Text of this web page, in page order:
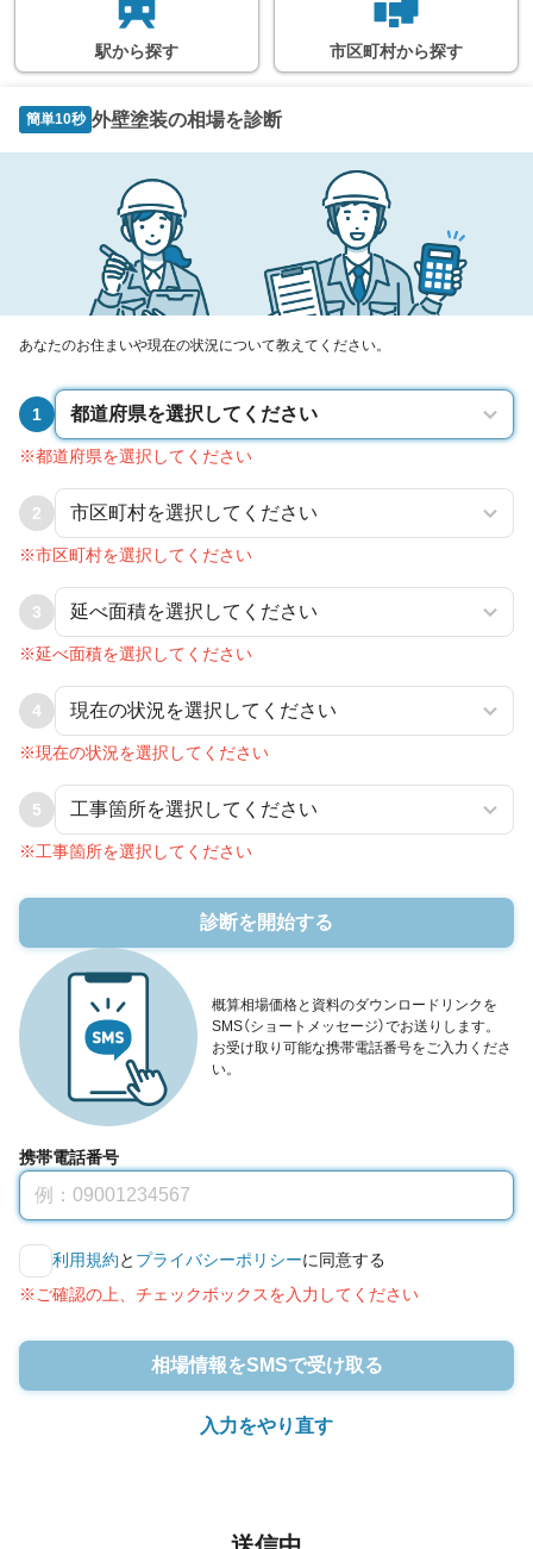
駅から探す 市区町村から探す
簡単10秒 外壁塗装の相場を診断
あなたのお住まいや現在の状況について教えてください。
1
※都道府県を選択してください
2
※市区町村を選択してください
3
※延べ面積を選択してください
4
※現在の状況を選択してください
5
※工事箇所を選択してください
診断を開始する
概算相場価格と資料のダウンロードリンクを
SMS（ショートメッセージ）でお送りします。
お受け取り可能な携帯電話番号をご入力くださ
い。
携帯電話番号
利用規約と プライバシーポリシーに同意する
※ご確認の上、チェックボックスを入力してください
相場情報をSMSで受け取る
入力をやり直す